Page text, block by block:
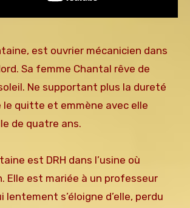
est ouvrier mécanicien dans
Sa femme Chantal rêve de
Ne supportant plus la dureté
le quitte et emmène avec elle
de quatre ans.
est DRH dans l’usine où
Elle est mariée à un professeur
lentement s’éloigne d’elle, perdu